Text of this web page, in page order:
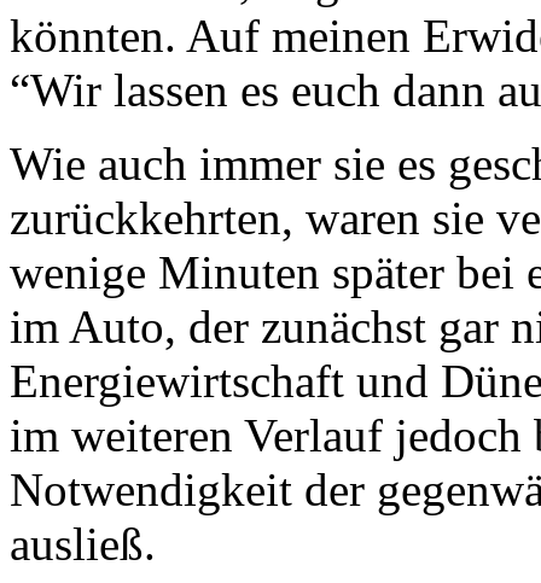
könnten. Auf meinen
“Wir lassen es euch dann
Wie auch immer sie es
zurückkehrten, waren sie
wenige Minuten später bei
im Auto, der zunächst gar
Energiewirtschaft und
im weiteren Verlauf jedoch
Notwendigkeit der
ausließ.